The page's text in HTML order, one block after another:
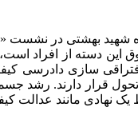
بهشتی در نشست
دسته از افراد
سازی دادرسی
قرار دارند.
یک نهادی مانند عدالت